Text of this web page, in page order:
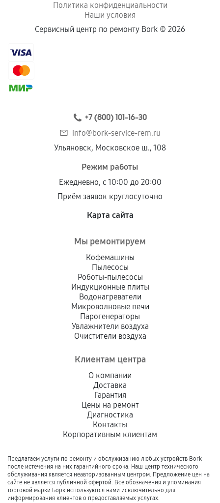
Политика конфиденциальности
Наши условия
Сервисный центр по ремонту Bork © 2026
+7 (800) 101-16-30
info@bork-service-rem.ru
Ульяновск, Московское ш., 108
Режим работы
Ежедневно, с 10:00 до 20:00
Приём заявок круглосуточно
Карта сайта
Мы ремонтируем
Кофемашины
Пылесосы
Роботы-пылесосы
Индукционные плиты
Водонагреватели
Микроволновые печи
Парогенераторы
Увлажнители воздуха
Очистители воздуха
Клиентам центра
О компании
Доставка
Гарантия
Цены на ремонт
Диагностика
Контакты
Корпоративным клиентам
Предлагаем услуги по ремонту и обслуживанию любых устройств Bork
после истечения на них гарантийного срока. Наш центр технического
обслуживания является неавторизованным центром. Предложение цен на
сайте не является публичной офертой. Все обозначения и упоминания
торговой марки Борк используются нами исключительно для
информирования клиентов о предоставляемых услугах.